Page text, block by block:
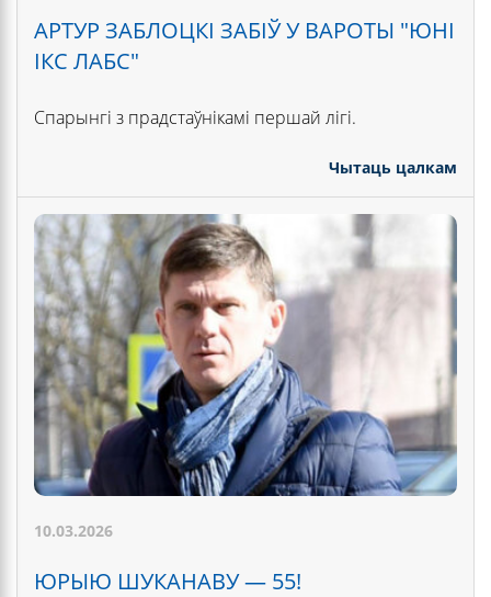
АРТУР ЗАБЛОЦКІ ЗАБІЎ У ВАРОТЫ "ЮНІ
ІКС ЛАБС"
Спарынгі з прадстаўнікамі першай лігі.
Чытаць цалкам
10.03.2026
ЮРЫЮ ШУКАНАВУ — 55!